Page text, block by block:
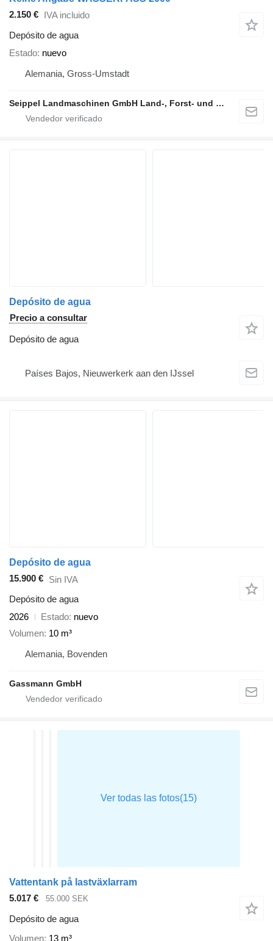
2.150 €
IVA incluido
Depósito de agua
Estado nuevo
Alemania, Gross-Umstadt
Seippel Landmaschinen GmbH Land-, Forst- und Gartentechnik
Depósito de agua
Precio a consultar
Depósito de agua
Países Bajos, Nieuwerkerk aan den IJssel
Depósito de agua
15.900 € Sin IVA
Depósito de agua
2026
Estado nuevo
Volumen 10 m³
Alemania, Bovenden
Gassmann GmbH
Vattentank på lastväxlarram
5.017 €
55.000 SEK
Depósito de agua
Volumen 13 m³